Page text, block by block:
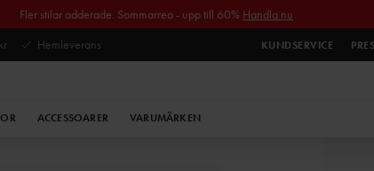
Fler stilar adderade. Sommarrea - upp till 60% Handla nu
Hemleverans KUNDSERVICE
ACCESSOARER VARUMÄRKEN